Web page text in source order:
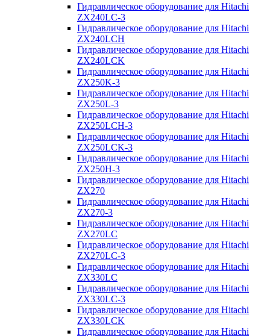
Гидравлическое оборудование для Hitachi
ZX240LC-3
Гидравлическое оборудование для Hitachi
ZX240LCH
Гидравлическое оборудование для Hitachi
ZX240LCK
Гидравлическое оборудование для Hitachi
ZX250K-3
Гидравлическое оборудование для Hitachi
ZX250L-3
Гидравлическое оборудование для Hitachi
ZX250LCH-3
Гидравлическое оборудование для Hitachi
ZX250LCK-3
Гидравлическое оборудование для Hitachi
ZX250Н-3
Гидравлическое оборудование для Hitachi
ZX270
Гидравлическое оборудование для Hitachi
ZX270-3
Гидравлическое оборудование для Hitachi
ZX270LC
Гидравлическое оборудование для Hitachi
ZX270LC-3
Гидравлическое оборудование для Hitachi
ZX330LC
Гидравлическое оборудование для Hitachi
ZX330LC-3
Гидравлическое оборудование для Hitachi
ZX330LCK
Гидравлическое оборудование для Hitachi